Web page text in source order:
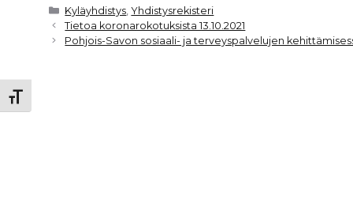
Toggle Font size
e
b
t
e
ts
A
e
Kategoriat
Kyläyhdistys ,Yhdistysrekisteri
Tietoa koronarokotuksista 13.10.2021
Pohjois-Savon sosiaali- ja terveyspalvelujen